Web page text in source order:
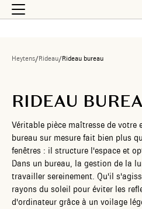
Heytens/Rideau/Rideau bureau
RIDEAU
Véritable pièce maîtresse de votre
bureau sur mesure fait bien plus
fenêtres : il structure l'espace et
Dans un bureau, la gestion de la
travailler sereinement. Qu'il
rayons du soleil pour éviter les
d'ordinateur grâce à un voilage